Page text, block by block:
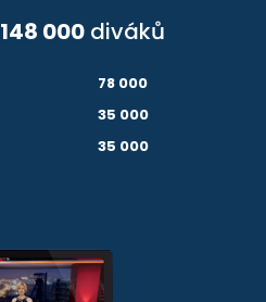
148 000 diváků
78 000
35 000
35 000